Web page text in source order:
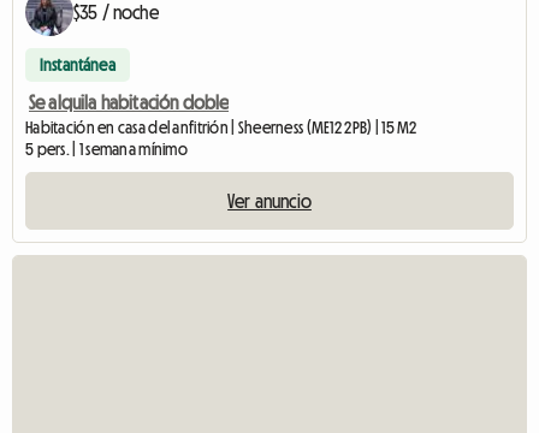
$35 / noche
Instantánea
Se alquila habitación doble
Habitación en casa del anfitrión | Sheerness (ME12 2PB) | 15 M2
5 pers. | 1 semana mínimo
Ver anuncio